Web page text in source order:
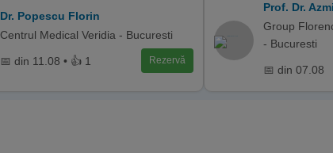
Dr. Popescu Florin
Centrul Medical Veridia - Bucuresti
📅 din 11.08 • 👍 1 Rezervă
Prof. Dr.
Group
- Bucuresti
📅 din 07.08